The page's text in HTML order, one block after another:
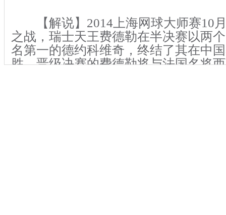
【解说】2014上海网球大师赛10
之战，瑞士天王费德勒在半决赛以两
名第一的德约科维奇，终结了其在中
胜。晋级决赛的费德勒将与法国名将